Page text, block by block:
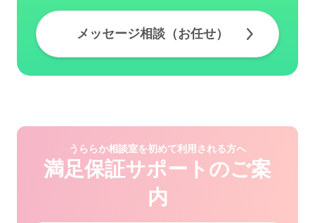
メッセージ相談（お任せ）
うららか相談室を初めて利用される方へ
満足保証サポートのご案
内